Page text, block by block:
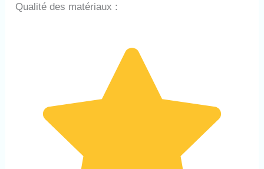
Qualité des matériaux :